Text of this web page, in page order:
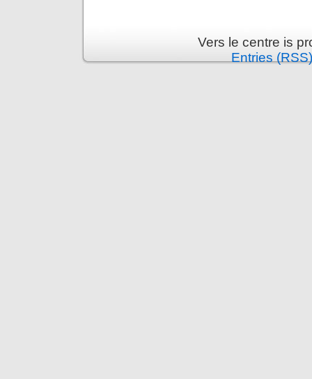
Vers le centre is
Entries (RSS)